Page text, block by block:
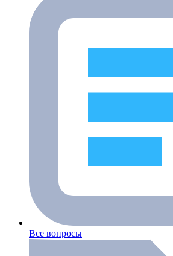
Все вопросы